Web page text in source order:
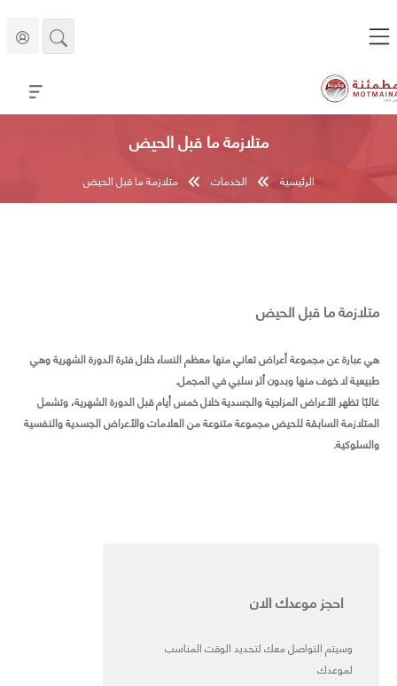
متلازمة ما قبل الحيض
الرئيسية الخدمات متلازمة ما قبل الحيض
متلازمة ما قبل الحيض
هي عبارة عن مجموعة أعراض تعاني منها معظم النساء خلال فترة الدورة الشهرية وهي
طبيعية لا خوف منها وبدون أثر سلبي في المجمل.
غالبًا تظهر الأعراض المزاجية والجسدية خلال خمس أيام قبل الدورة الشهرية، وتشمل
المتلازمة السابقة للحيض مجموعة متنوعة من العلامات والأعراض الجسدية والنفسية
والسلوكية.
احجز موعدك الان
وسيتم التواصل معك لتحديد الوقت المناسب
لموعدك